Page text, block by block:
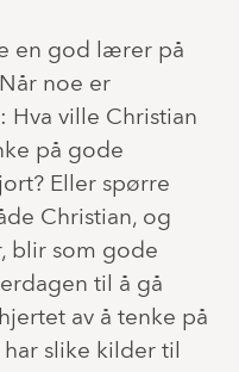
en god lærer på
noe er
Hva ville Christian
på gode
Eller spørre
Christian, og
blir som gode
til å gå
av å tenke på
slike kilder til